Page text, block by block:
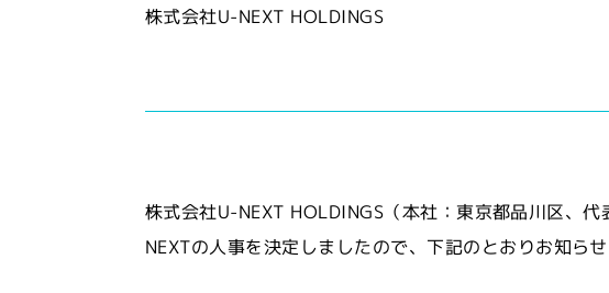
株式会社U-NEXT HOLDINGS
株式会社U-NEXT HOLDINGS（本社：東京都品川区、
NEXTの人事を決定しましたので、下記のとおりお知らせ